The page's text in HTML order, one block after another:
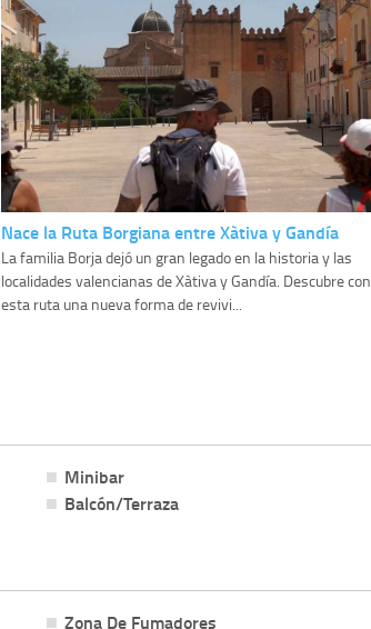
Nace la Ruta Borgiana entre Xàtiva y Gandía
La familia Borja dejó un gran legado en la historia y las
localidades valencianas de Xàtiva y Gandía. Descubre con
esta ruta una nueva forma de revivi...
Minibar
Balcón/Terraza
Zona De Fumadores